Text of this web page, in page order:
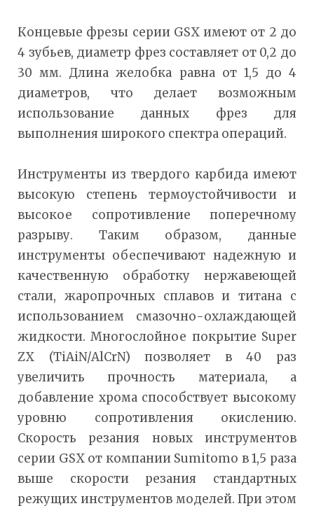
Концевые фрезы серии GSX имеют от 2 до
4 зубьев, диаметр фрез составляет от 0,2 до
30 мм. Длина желобка равна от 1,5 до 4
диаметров, что делает возможным
использование данных фрез для
выполнения широкого спектра операций.
Инструменты из твердого карбида имеют
высокую степень термоустойчивости и
высокое сопротивление поперечному
разрыву. Таким образом, данные
инструменты обеспечивают надежную и
качественную обработку нержавеющей
стали, жаропрочных сплавов и титана с
использованием смазочно-охлаждающей
жидкости. Многослойное покрытие Super
ZX (TiAiN/AlCrN) позволяет в 40 раз
увеличить прочность материала, а
добавление хрома способствует высокому
уровню сопротивления окислению.
Скорость резания новых инструментов
серии GSX от компании Sumitomo в 1,5 раза
выше скорости резания стандартных
режущих инструментов моделей. При этом